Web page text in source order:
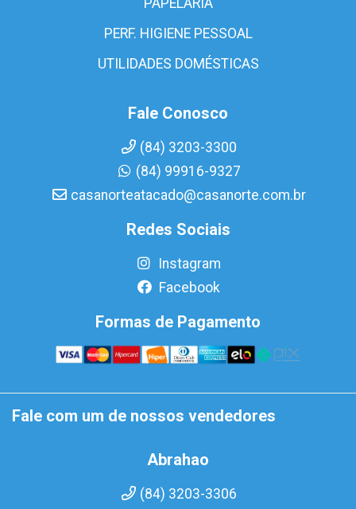
PAPELARIA
PERF. HIGIENE PESSOAL
UTILIDADES DOMÉSTICAS
Fale Conosco
(84) 3203-3300
(84) 99916-9327
casanorteatacado@casanorte.com.br
Redes Sociais
Instagram
Facebook
Formas de Pagamento
Fale com um de nossos vendedores
Abrahao
(84) 3203-3306